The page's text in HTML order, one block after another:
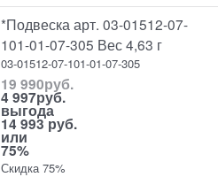
*Подвеска арт. 03-01512-07-
101-01-07-305 Вес 4,63 г
03-01512-07-101-01-07-305
19 990руб.
4 997руб.
выгода
14 993 руб.
или
75%
Скидка 75%